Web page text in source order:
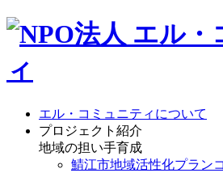
エル・コミュニティについて
プロジェクト紹介
地域の担い手育成
鯖江市地域活性化プラン